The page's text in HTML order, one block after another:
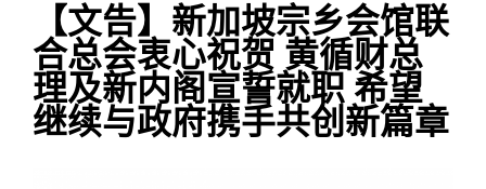
【文告】新加坡宗乡会馆联
合总会衷心祝贺 黄循财总
理及新内阁宣誓就职 希望
继续与政府携手共创新篇章